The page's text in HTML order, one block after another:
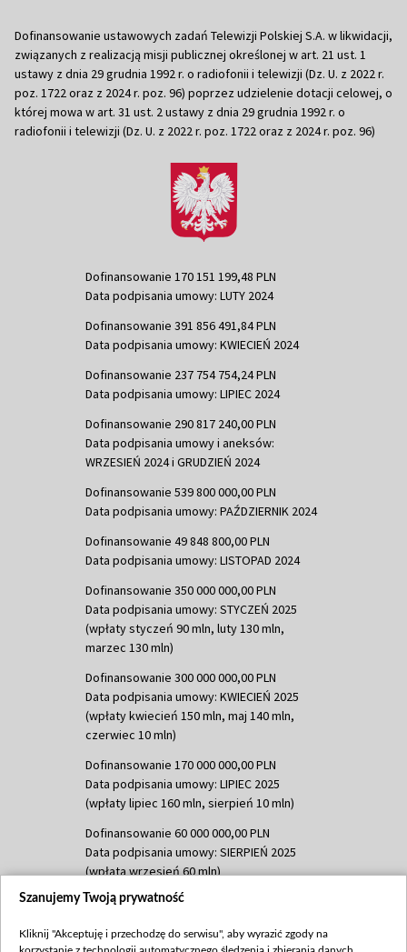
Dofinansowanie ustawowych zadań Telewizji Polskiej S.A. w likwidacji,
związanych z realizacją misji publicznej określonej w art. 21 ust. 1
ustawy z dnia 29 grudnia 1992 r. o radiofonii i telewizji (Dz. U. z 2022 r.
poz. 1722 oraz z 2024 r. poz. 96) poprzez udzielenie dotacji celowej, o
której mowa w art. 31 ust. 2 ustawy z dnia 29 grudnia 1992 r. o
radiofonii i telewizji (Dz. U. z 2022 r. poz. 1722 oraz z 2024 r. poz. 96)
Dofinansowanie 170 151 199,48 PLN
Data podpisania umowy: LUTY 2024
Dofinansowanie 391 856 491,84 PLN
Data podpisania umowy: KWIECIEŃ 2024
Dofinansowanie 237 754 754,24 PLN
Data podpisania umowy: LIPIEC 2024
Dofinansowanie 290 817 240,00 PLN
Data podpisania umowy i aneksów:
WRZESIEŃ 2024 i GRUDZIEŃ 2024
Dofinansowanie 539 800 000,00 PLN
Data podpisania umowy: PAŹDZIERNIK 2024
Dofinansowanie 49 848 800,00 PLN
Data podpisania umowy: LISTOPAD 2024
Dofinansowanie 350 000 000,00 PLN
Data podpisania umowy: STYCZEŃ 2025
(wpłaty styczeń 90 mln, luty 130 mln,
marzec 130 mln)
Dofinansowanie 300 000 000,00 PLN
Data podpisania umowy: KWIECIEŃ 2025
(wpłaty kwiecień 150 mln, maj 140 mln,
czerwiec 10 mln)
Dofinansowanie 170 000 000,00 PLN
Data podpisania umowy: LIPIEC 2025
(wpłaty lipiec 160 mln, sierpień 10 mln)
Dofinansowanie 60 000 000,00 PLN
Data podpisania umowy: SIERPIEŃ 2025
(wpłata wrzesień 60 mln)
Dofinansowanie 635 783 051,21 PLN
(wpłata wrzesień 100 mln, październik 350
Szanujemy Twoją prywatność
Kliknij "Akceptuję i przechodzę do serwisu", aby wyrazić zgody na